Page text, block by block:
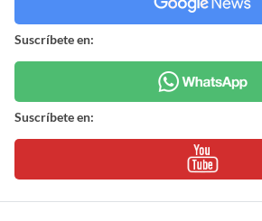
Suscríbete en:
Suscríbete en: